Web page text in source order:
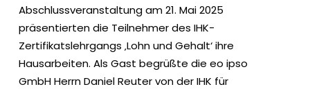
Abschlussveranstaltung am 21. Mai 2025
präsentierten die Teilnehmer des IHK-
Zertifikatslehrgangs ‚Lohn und Gehalt‘ ihre
Hausarbeiten. Als Gast begrüßte die eo ipso
GmbH Herrn Daniel Reuter von der IHK für